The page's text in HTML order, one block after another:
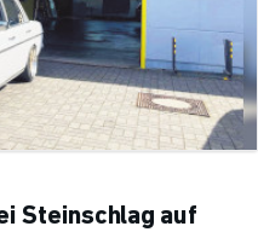
Steinschlag auf